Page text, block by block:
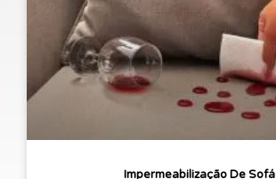
Impermeabilização De Sofá